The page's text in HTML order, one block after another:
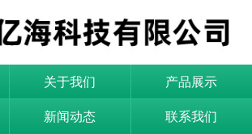
关于我们 产品展示
新闻动态 联系我们